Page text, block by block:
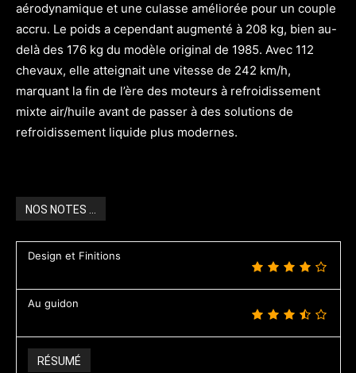
aérodynamique et une culasse améliorée pour un couple
accru. Le poids a cependant augmenté à 208 kg, bien au-
delà des 176 kg du modèle original de 1985. Avec 112
chevaux, elle atteignait une vitesse de 242 km/h,
marquant la fin de l’ère des moteurs à refroidissement
mixte air/huile avant de passer à des solutions de
refroidissement liquide plus modernes.
NOS NOTES ...
Design et Finitions
Au guidon
RÉSUMÉ